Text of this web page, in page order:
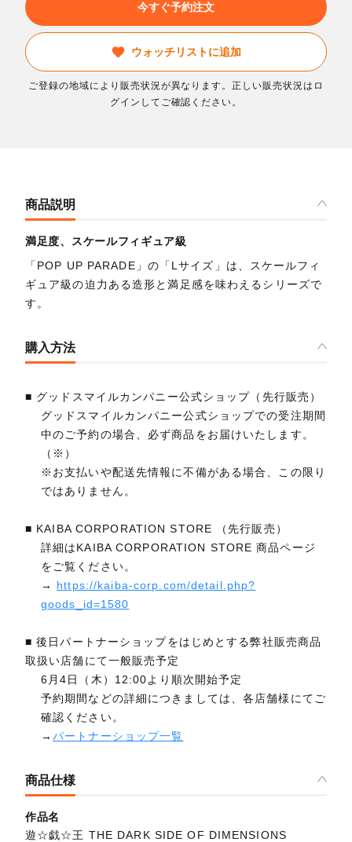
今すぐ予約注文
ウォッチリストに追加
ご登録の地域により販売状況が異なります。正しい販売状況はロ
グインしてご確認ください。
商品説明
満足度、スケールフィギュア級
「POP UP PARADE」の「Lサイズ」は、スケールフィ
ギュア級の迫力ある造形と満足感を味わえるシリーズで
す。
購入方法
■ グッドスマイルカンパニー公式ショップ（先行販売）
グッドスマイルカンパニー公式ショップでの受注期間
中のご予約の場合、必ず商品をお届けいたします。
（※）
※お支払いや配送先情報に不備がある場合、この限り
ではありません。
■ KAIBA CORPORATION STORE （先行販売）
詳細はKAIBA CORPORATION STORE 商品ページ
をご覧ください。
→ https://kaiba-corp.com/detail.php?
goods_id=1580
■ 後日パートナーショップをはじめとする弊社販売商品
取扱い店舗にて一般販売予定
6月4日（木）12:00より順次開始予定
予約期間などの詳細につきましては、各店舗様にてご
確認ください。
→パートナーショップ一覧
商品仕様
作品名
遊☆戯☆王 THE DARK SIDE OF DIMENSIONS